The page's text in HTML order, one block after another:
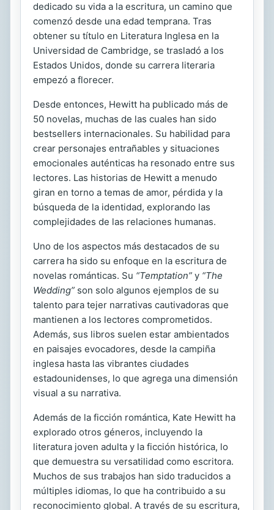
dedicado su vida a la escritura, un camino que
comenzó desde una edad temprana. Tras
obtener su título en Literatura Inglesa en la
Universidad de Cambridge, se trasladó a los
Estados Unidos, donde su carrera literaria
empezó a florecer.
Desde entonces, Hewitt ha publicado más de
50 novelas, muchas de las cuales han sido
bestsellers internacionales. Su habilidad para
crear personajes entrañables y situaciones
emocionales auténticas ha resonado entre sus
lectores. Las historias de Hewitt a menudo
giran en torno a temas de amor, pérdida y la
búsqueda de la identidad, explorando las
complejidades de las relaciones humanas.
Uno de los aspectos más destacados de su
carrera ha sido su enfoque en la escritura de
novelas románticas. Su “Temptation” y “The
Wedding” son solo algunos ejemplos de su
talento para tejer narrativas cautivadoras que
mantienen a los lectores comprometidos.
Además, sus libros suelen estar ambientados
en paisajes evocadores, desde la campiña
inglesa hasta las vibrantes ciudades
estadounidenses, lo que agrega una dimensión
visual a su narrativa.
Además de la ficción romántica, Kate Hewitt ha
explorado otros géneros, incluyendo la
literatura joven adulta y la ficción histórica, lo
que demuestra su versatilidad como escritora.
Muchos de sus trabajos han sido traducidos a
múltiples idiomas, lo que ha contribuido a su
reconocimiento global. A través de su escritura,